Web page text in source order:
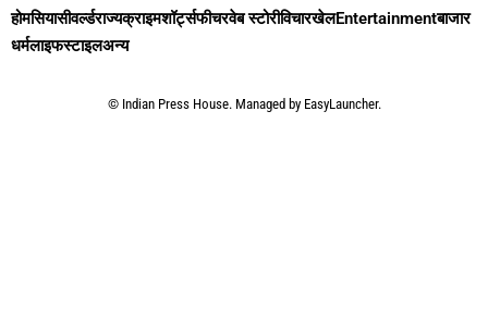
होमसियासीवर्ल्डराज्यक्राइमशॉर्ट्सफीचरवेब स्टोरीविचारखेलEntertainmentबाजार
धर्मलाइफस्टाइलअन्य
© Indian Press House. Managed by EasyLauncher.